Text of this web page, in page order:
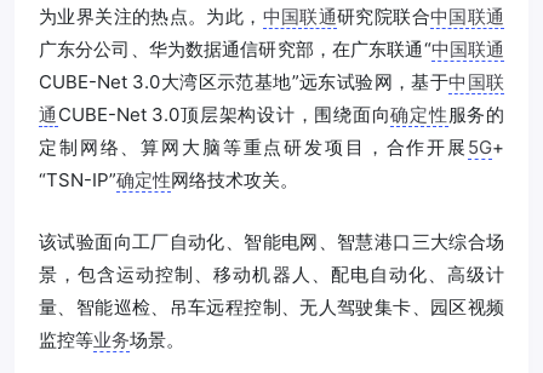
为业界关注的热点。为此， 中国联通研究院联合中国联通
广东分公司、华为数据通信研究部，在广东联通“中国联通
CUBE-Net 3.0大湾区示范基地”远东试验网，基于中国联
通 CUBE-Net 3.0顶层架构设计，围绕面向确定性 服务的
定制网络、算网大脑等重点研发项目，合作开展 5G+
“TSN-IP”确定性网络技术攻关。
该试验面向工厂自动化、智能电网、智慧港口三大综合场
景，包含运动控制、移动机器人、配电自动化、高级计
量、智能巡检、吊车远程控制、无人驾驶集卡、园区视频
监控等业务场景。